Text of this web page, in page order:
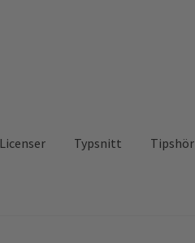
Licenser Typsnitt